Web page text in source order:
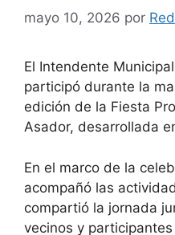
mayo 10, 2026 por
El Intendente
participó durante la
edición de la Fiesta
Asador, desarrollada
En el marco de la
acompañó las
compartió la jornada
vecinos y